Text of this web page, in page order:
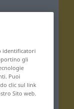
identificatori
gli
Puoi
clic sul link
Sito web.